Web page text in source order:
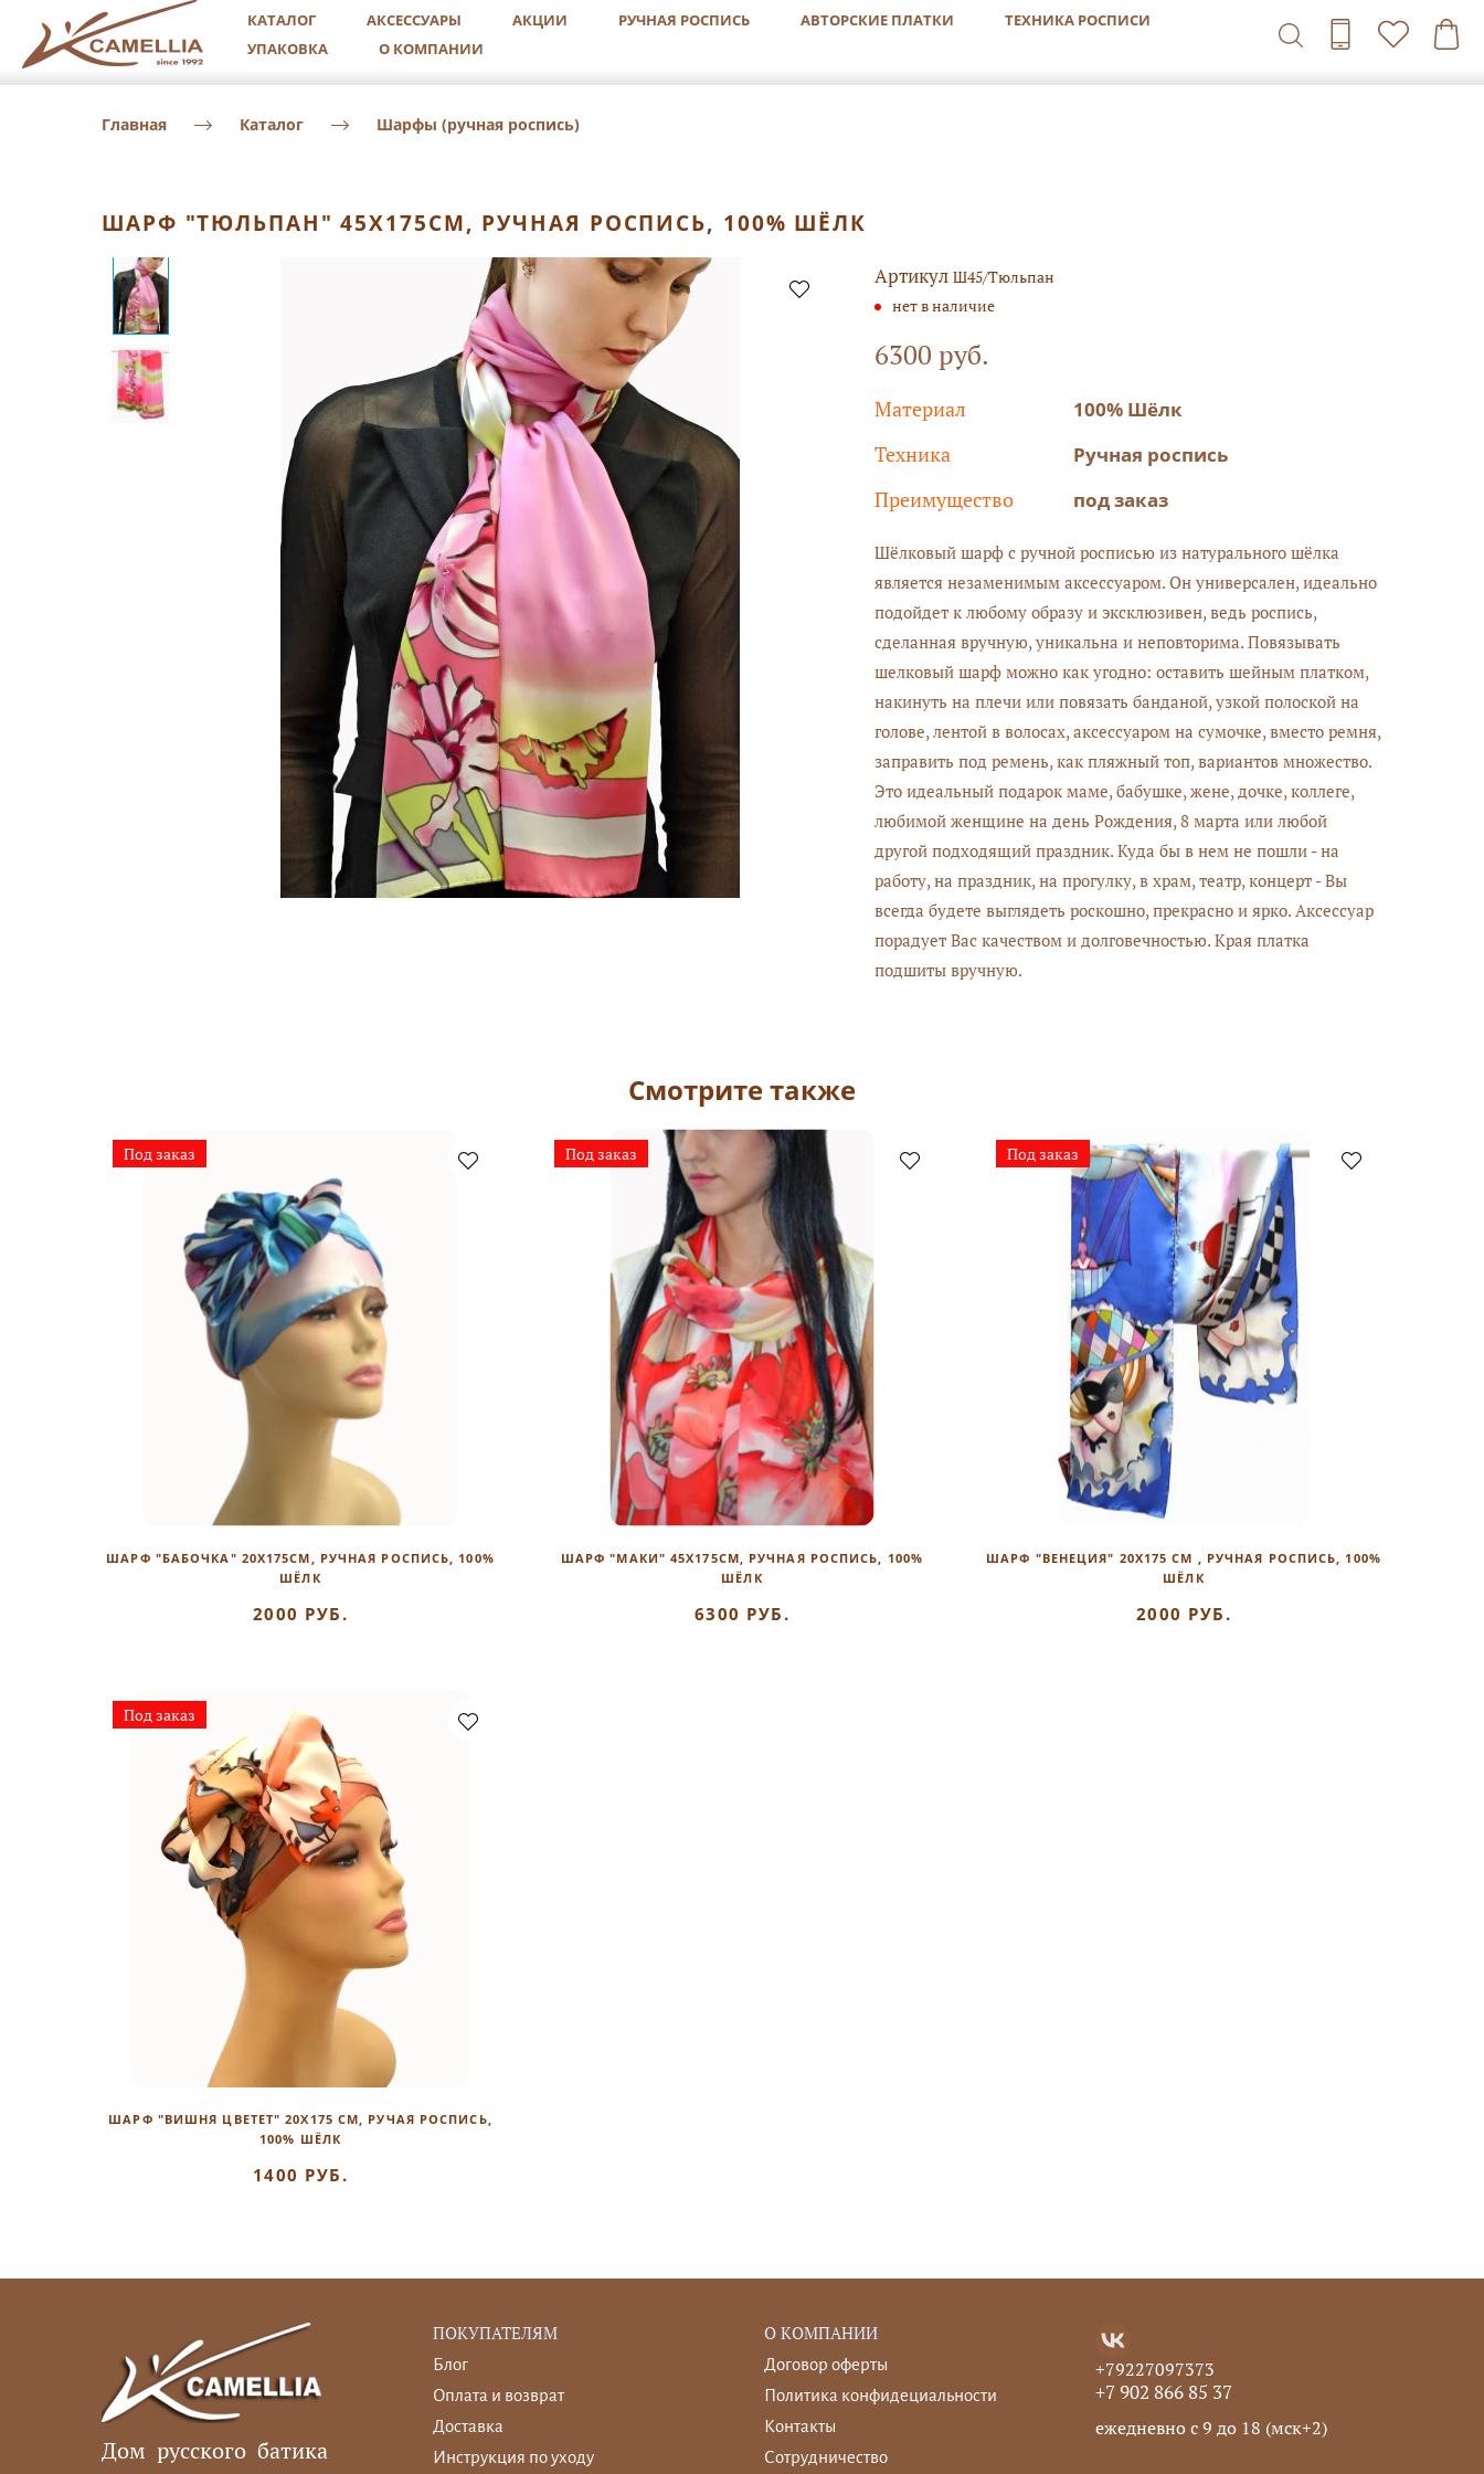
КАТАЛОГ АКСЕССУАРЫ АКЦИИ РУЧНАЯ РОСПИСЬ АВТОРСКИЕ ПЛАТКИ
ТЕХНИКА РОСПИСИ
УПАКОВКА
О КОМПАНИИ
Главная Каталог Шарфы (ручная роспись)
ШАРФ "ТЮЛЬПАН" 45Х175СМ, РУЧНАЯ РОСПИСЬ, 100% ШЁЛК
Артикул Ш45/Тюльпан
нет в наличие
6300 руб.
Материал 100% Шёлк
Техника Ручная роспись
Преимущество под заказ
Шёлковый шарф с ручной росписью из натурального шёлка
является незаменимым аксессуаром. Он универсален, идеально
подойдет к любому образу и эксклюзивен, ведь роспись,
сделанная вручную, уникальна и неповторима. Повязывать
шелковый шарф можно как угодно: оставить шейным платком,
накинуть на плечи или повязать банданой, узкой полоской на
голове, лентой в волосах, аксессуаром на сумочке, вместо ремня,
заправить под ремень, как пляжный топ, вариантов множество.
Это идеальный подарок маме, бабушке, жене, дочке, коллеге,
любимой женщине на день Рождения, 8 марта или любой
другой подходящий праздник. Куда бы в нем не пошли - на
работу, на праздник, на прогулку, в храм, театр, концерт - Вы
всегда будете выглядеть роскошно, прекрасно и ярко. Аксессуар
порадует Вас качеством и долговечностью. Края платка
подшиты вручную.
Смотрите также
Под заказ
ШАРФ "БАБОЧКА" 20Х175СМ, РУЧНАЯ РОСПИСЬ, 100%
ШЁЛК
2000 РУБ.
Под заказ
ШАРФ "МАКИ" 45Х175СМ, РУЧНАЯ РОСПИСЬ, 100%
ШЁЛК
6300 РУБ.
Под заказ
ШАРФ "ВЕНЕЦИЯ" 20Х175 СМ , РУЧНАЯ РОСПИСЬ, 100%
ШЁЛК
2000 РУБ.
Под заказ
ШАРФ "ВИШНЯ ЦВЕТЕТ" 20Х175 СМ, РУЧАЯ РОСПИСЬ,
100% ШЁЛК
1400 РУБ.
Дом русского батика
ПОКУПАТЕЛЯМ
Блог
Оплата и возврат
Доставка
Инструкция по уходу
О КОМПАНИИ
Договор оферты
Политика конфидециальности
Контакты
Сотрудничество
+79227097373
+7 902 866 85 37
ежедневно с 9 до 18 (мск+2)